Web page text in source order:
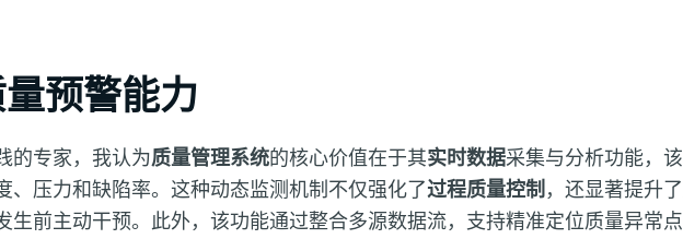
预警能力
的专家，我认为质量管理系统的核心价值在于其实时数据采集与分析功能，
、压力和缺陷率。这种动态监测机制不仅强化了过程质量控制 ，还显著提升了
生前主动干预。此外，该功能通过整合多源数据流，支持精准定位质量异常